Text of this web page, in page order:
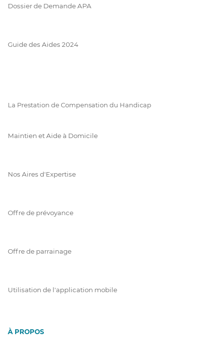
Dossier de Demande APA
Guide des Aides 2024
La Prestation de Compensation du Handicap
Maintien et Aide à Domicile
Nos Aires d'Expertise
Offre de prévoyance
Offre de parrainage
Utilisation de l'application mobile
À PROPOS